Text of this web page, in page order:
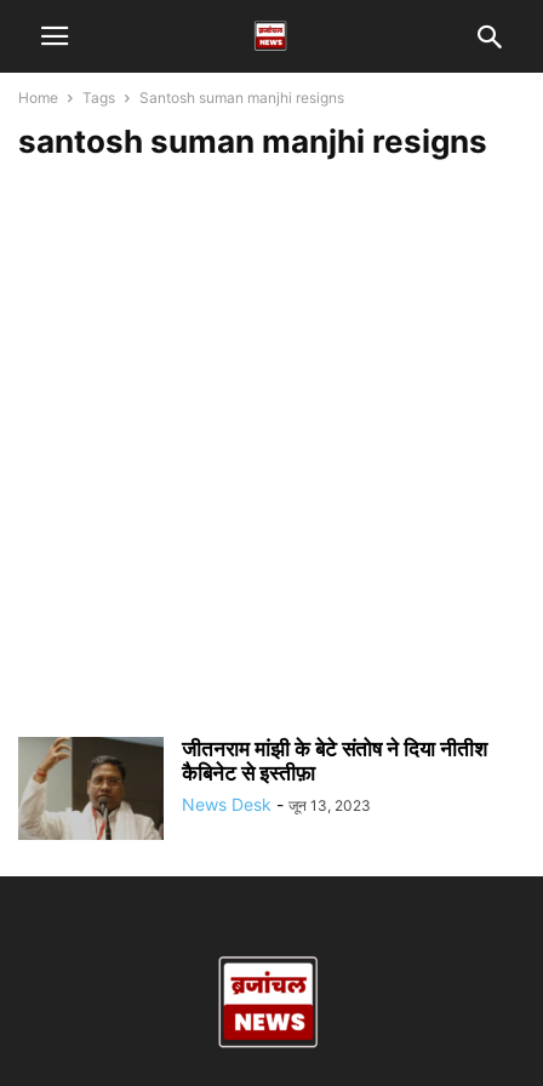
Home Tags Santosh suman manjhi resigns
santosh suman manjhi resigns
जीतनराम मांझी के बेटे संतोष ने दिया नीतीश
कैबिनेट से इस्तीफ़ा
News Desk - जून 13, 2023